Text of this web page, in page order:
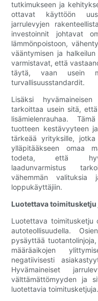
tutkimukseen ja
ottavat käyttöön
jarrulevyjen
investoinnit johtavat
lämmönpoistoon,
vääntymisen ja
varmistavat, että
täytä, vaan usein
turvallisuusstandardit.
Lisäksi
tarkoittaa usein sitä,
lisämielenrauhaa.
tuotteen kestävyyteen
tärkeää yrityksille,
ylläpitääkseen omaa
todeta, että
laadunvarmistus
vähemmän valituksia
loppukäyttäjiin.
Luotettava
Luotettava toimitusketju
autoteollisuudella.
pysäyttää
määräaikojen
negatiivisesti
Hyvämaineiset
välttämättömyyden ja
luotettavia toimitusketjuja.